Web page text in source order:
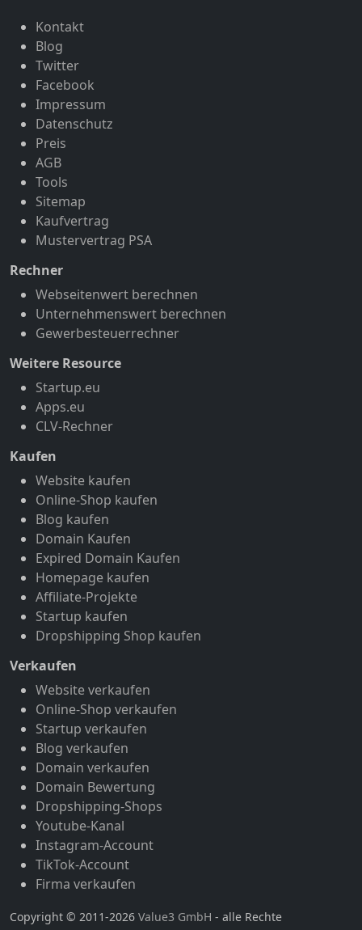
Kontakt
Blog
Twitter
Facebook
Impressum
Datenschutz
Preis
AGB
Tools
Sitemap
Kaufvertrag
Mustervertrag PSA
Rechner
Webseitenwert berechnen
Unternehmenswert berechnen
Gewerbesteuerrechner
Weitere Resource
Startup.eu
Apps.eu
CLV-Rechner
Kaufen
Website kaufen
Online-Shop kaufen
Blog kaufen
Domain Kaufen
Expired Domain Kaufen
Homepage kaufen
Affiliate-Projekte
Startup kaufen
Dropshipping Shop kaufen
Verkaufen
Website verkaufen
Online-Shop verkaufen
Startup verkaufen
Blog verkaufen
Domain verkaufen
Domain Bewertung
Dropshipping-Shops
Youtube-Kanal
Instagram-Account
TikTok-Account
Firma verkaufen
Copyright © 2011-2026 Value3 GmbH - alle Rechte